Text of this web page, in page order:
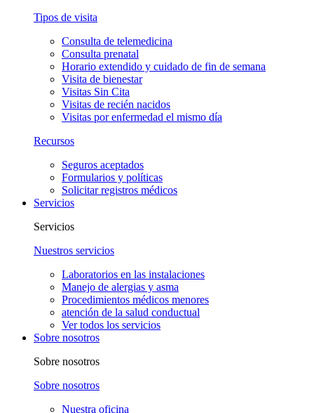
Tipos de visita
Consulta de telemedicina
Consulta prenatal
Horario extendido y cuidado de fin de semana
Visita de bienestar
Visitas Sin Cita
Visitas de recién nacidos
Visitas por enfermedad el mismo día
Recursos
Seguros aceptados
Formularios y políticas
Solicitar registros médicos
Servicios
Servicios
Nuestros servicios
Laboratorios en las instalaciones
Manejo de alergias y asma
Procedimientos médicos menores
atención de la salud conductual
Ver todos los servicios
Sobre nosotros
Sobre nosotros
Sobre nosotros
Nuestra oficina